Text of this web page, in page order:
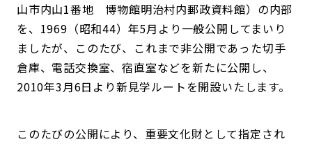
山市内山1番地 博物館明治村内郵政資料館）の内部
を、1969（昭和44）年5月より一般公開してまいり
ましたが、このたび、これまで非公開であった切手
倉庫、電話交換室、宿直室などを新たに公開し、
2010年3月6日より新見学ルートを開設いたします。
このたびの公開により、重要文化財として指定され